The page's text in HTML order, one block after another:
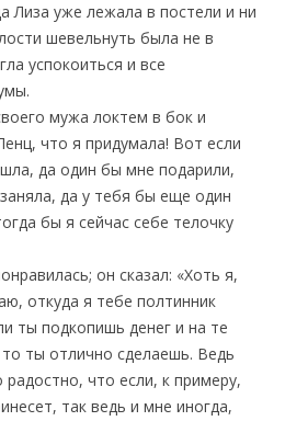
Лиза уже лежала в постели и ни
шевельнуть была не в
успокоиться и все
мужа локтем в бок и
что я придумала! Вот если
да один бы мне подарили,
да у тебя бы еще один
бы я сейчас себе телочку
он сказал: «Хоть я,
откуда я тебе полтинник
ты подкопишь денег и на те
ты отлично сделаешь. Ведь
что если, к примеру,
так ведь и мне иногда,